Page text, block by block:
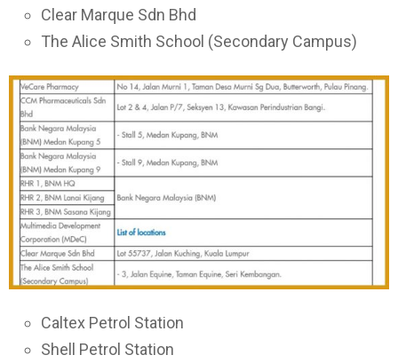
Clear Marque Sdn Bhd
The Alice Smith School (Secondary Campus)
Caltex Petrol Station
Shell Petrol Station